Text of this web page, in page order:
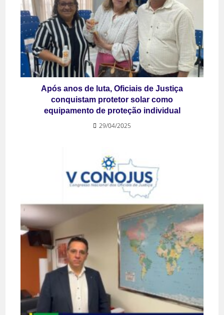
Após anos de luta, Oficiais de Justiça
conquistam protetor solar como
equipamento de proteção individual
29/04/2025